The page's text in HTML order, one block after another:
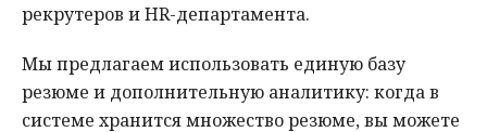
рекрутеров и HR-департамента.
Мы предлагаем использовать единую базу
резюме и дополнительную аналитику: когда в
системе хранится множество резюме, вы можете